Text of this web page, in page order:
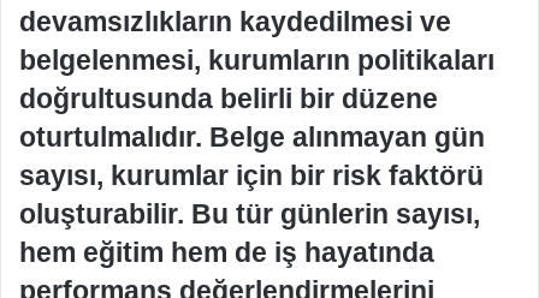
devamsızlıkların kaydedilmesi ve
belgelenmesi, kurumların politikaları
doğrultusunda belirli bir düzene
oturtulmalıdır. Belge alınmayan gün
sayısı, kurumlar için bir risk faktörü
oluşturabilir. Bu tür günlerin sayısı,
hem eğitim hem de iş hayatında
performans değerlendirmelerini